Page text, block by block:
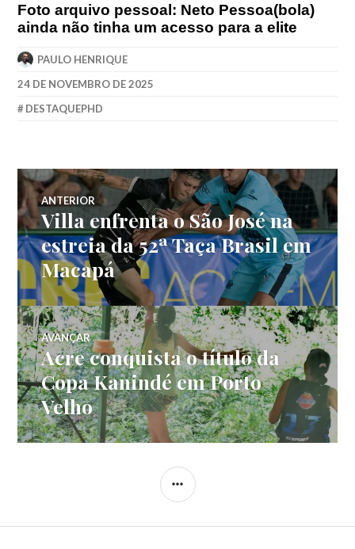
Foto arquivo pessoal: Neto Pessoa(bola)
ainda não tinha um acesso para a elite
PAULO HENRIQUE
24 DE NOVEMBRO DE 2025
DESTAQUEPHD
ANTERIOR
Villa enfrenta o São José na
estreia da 52ª Taça Brasil em
Macapá
AVANÇAR
Acre conquista o título da
Copa Kanindé em Porto
Velho